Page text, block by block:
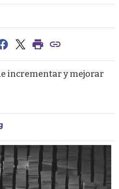
incrementar y mejorar